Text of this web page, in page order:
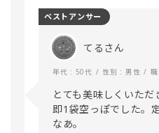
てるさん
年代 : 50代 性別 : 男性
とても美味しくいた
即1袋空っぽでした。
なあ。
ベストアンサー